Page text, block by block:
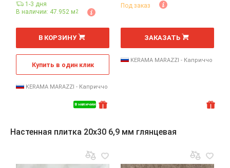
В наличии
1-3 дня
В наличии: 47.952 м2
м
В КОРЗИНУ
Купить в один клик
KERAMA MARAZZI - Каприччо
Под заказ
м
ЗАКАЗАТЬ
KERAMA MARAZZI - Каприччо
Настенная плитка 20x30 6,9 мм глянцевая